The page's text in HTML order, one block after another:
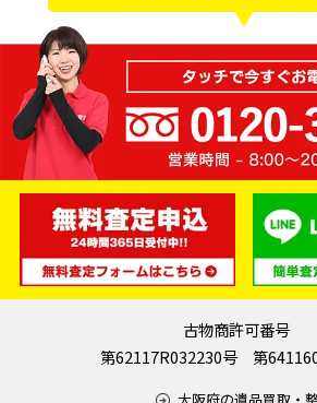
古物商許可番号
第62117R032230号 第